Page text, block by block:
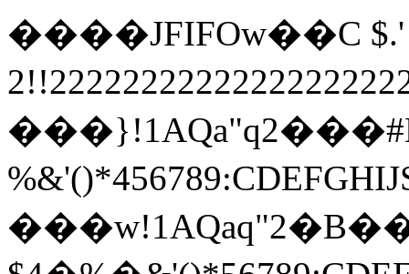
����JFIFOw��C $.'